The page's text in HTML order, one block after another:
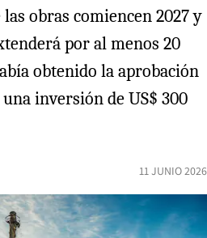
obras comiencen 2027 y
por al menos 20
obtenido la aprobación
inversión de US$ 300
11 JUNIO 2026